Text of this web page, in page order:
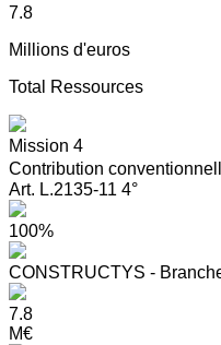
7.8
Millions d'euros
Total Ressources
Mission 4
Contribution
Art. L.2135-11 4°
100%
CONSTRUCTYS -
7.8
M€